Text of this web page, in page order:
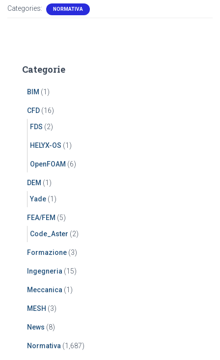
Categories: NORMATIVA
Categorie
BIM (1)
CFD (16)
FDS (2)
HELYX-OS (1)
OpenFOAM (6)
DEM (1)
Yade (1)
FEA/FEM (5)
Code_Aster (2)
Formazione (3)
Ingegneria (15)
Meccanica (1)
MESH (3)
News (8)
Normativa (1,687)